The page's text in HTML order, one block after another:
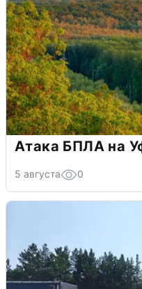
Атака БПЛА на
5 августа 0